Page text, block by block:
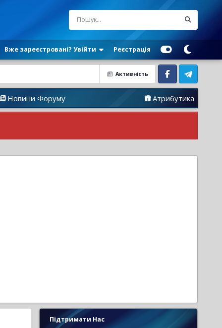
Вже зареєстровані? Увійти Реєстрація
Активність
Facebook Telegram
Атрибутика
Підтримати Нас